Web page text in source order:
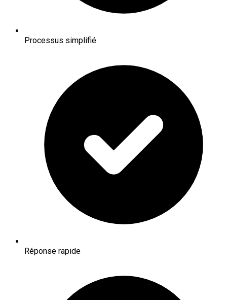
Processus simplifié
Réponse rapide